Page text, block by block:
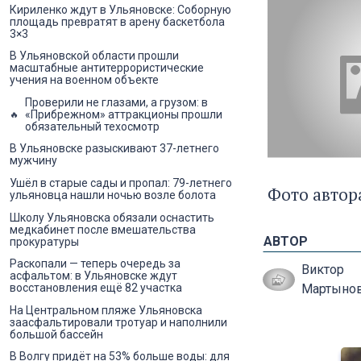
Фото
АВТОР
Виктор
Кириленко ждут в Ульяновске: Соборную
площадь превратят в арену баскетбола
3×3
В Ульяновской области прошли
масштабные антитеррористические
учения на военном объекте
Проверили не глазами, а грузом: в
«Прибрежном» аттракционы прошли
обязательный техосмотр
В Ульяновске разыскивают 37-летнего
мужчину
Ушёл в старые сады и пропал: 79-летнего
ульяновца нашли ночью возле болота
Школу Ульяновска обязали оснастить
медкабинет после вмешательства
прокуратуры
Раскопали — теперь очередь за
асфальтом: в Ульяновске ждут
восстановления ещё 82 участка
На Центральном пляже Ульяновска
заасфальтировали тротуар и наполнили
большой бассейн
В Волгу придёт на 53% больше воды: для